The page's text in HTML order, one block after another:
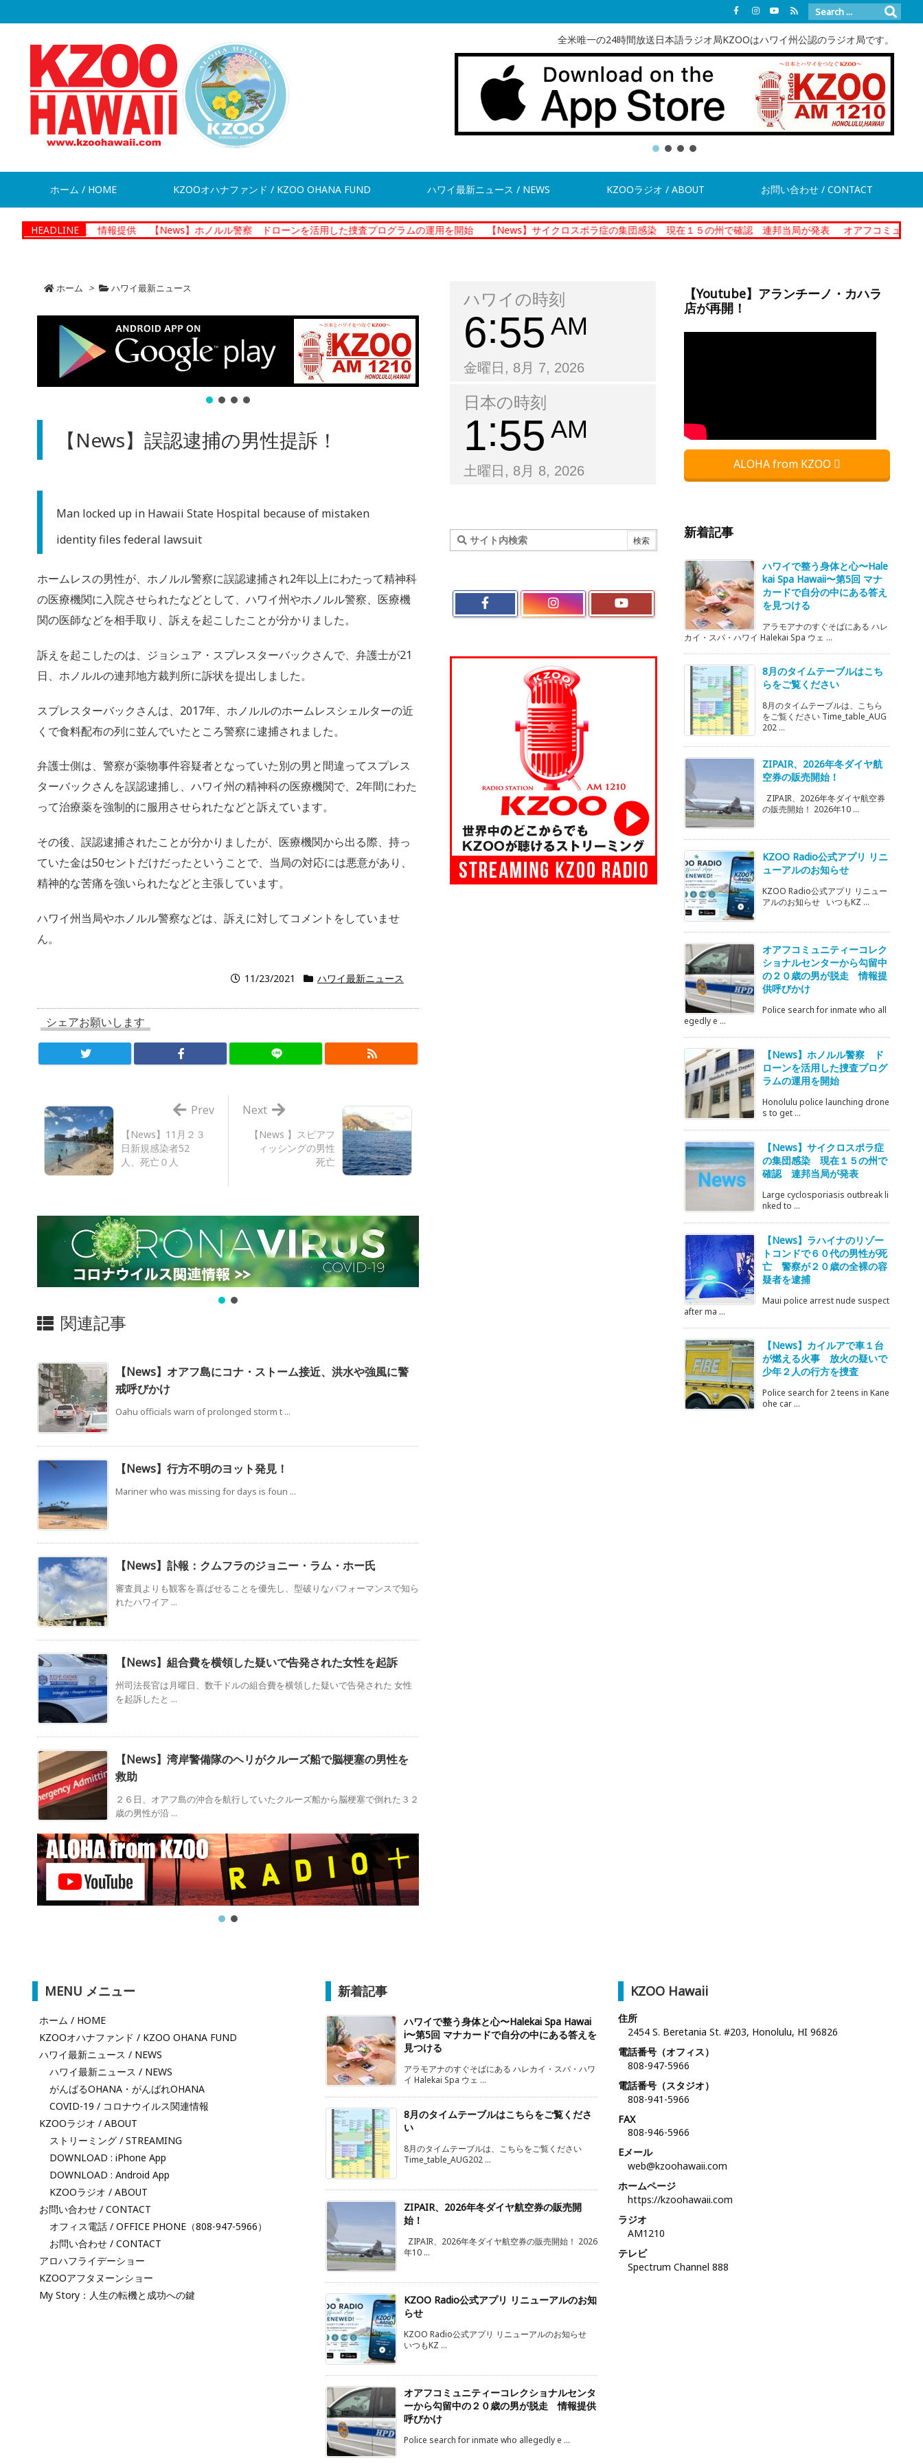
全米唯一の24時間放送日本語ラジオ局KZOOはハワイ州公認のラジオ局です。
ホーム / HOME KZOOオハナファンド / KZOO OHANA FUND ハワイ最新ニュース / NEWS KZOOラジオ / ABOUT お問い合わせ / CONTACT
HEADLINE
脱走 情報提供 【News】ホノルル警察 ドローンを活用した捜査プログラムの運用を開始 【News】サイクロスポラ症の集団感染 現在１５の州で確認 連邦当局が発表 オアフコミュニティーコレク
ホーム > ハワイ最新ニュース
【News】誤認逮捕の男性提訴！
Man locked up in Hawaii State Hospital because of mistaken
identity files federal lawsuit
ホームレスの男性が、ホノルル警察に誤認逮捕され2年以上にわたって精神科
の医療機関に入院させられたなどとして、ハワイ州やホノルル警察、医療機
関の医師などを相手取り、訴えを起こしたことが分かりました。
訴えを起こしたのは、ジョシュア・スプレスターバックさんで、弁護士が21
日、ホノルルの連邦地方裁判所に訴状を提出しました。
スプレスターバックさんは、2017年、ホノルルのホームレスシェルターの近
くで食料配布の列に並んでいたところ警察に逮捕されました。
弁護士側は、警察が薬物事件容疑者となっていた別の男と間違ってスプレス
ターバックさんを誤認逮捕し、ハワイ州の精神科の医療機関で、2年間にわた
って治療薬を強制的に服用させられたなどと訴えています。
その後、誤認逮捕されたことが分かりましたが、医療機関から出る際、持っ
ていた金は50セントだけだったということで、当局の対応には悪意があり、
精神的な苦痛を強いられたなどと主張しています。
ハワイ州当局やホノルル警察などは、訴えに対してコメントをしていませ
ん。
11/23/2021 ハワイ最新ニュース
シェアお願いします
【News 】スピアフ
ィッシングの男性
死亡
Next
【News】11月２３
日新規感染者52
人、死亡０人
Prev
関連記事
【News】オアフ島にコナ・ストーム接近、洪水や強風に警
戒呼びかけ
Oahu officials warn of prolonged storm t ...
【News】行方不明のヨット発見！
Mariner who was missing for days is foun ...
【News】訃報：クムフラのジョニー・ラム・ホー氏
審査員よりも観客を喜ばせることを優先し、型破りなパフォーマンスで知ら
れたハワイア ...
【News】組合費を横領した疑いで告発された女性を起訴
州司法長官は月曜日、数千ドルの組合費を横領した疑いで告発された 女性
を起訴したと ...
【News】湾岸警備隊のヘリがクルーズ船で脳梗塞の男性を
救助
２６日、オアフ島の沖合を航行していたクルーズ船から脳梗塞で倒れた３２
歳の男性が沿 ...
ハワイの時刻
6 55 AM
金曜日, 8月 7, 2026
日本の時刻
1 55 AM
土曜日, 8月 8, 2026
【Youtube】アランチーノ・カハラ
店が再開！
ALOHA from KZOO
新着記事
ハワイで整う身体と心〜Hale
kai Spa Hawaii〜第5回 マナ
カードで自分の中にある答え
を見つける
アラモアナのすぐそばにある ハレ
カイ・スパ・ハワイ Halekai Spa ウェ ...
8月のタイムテーブルはこち
らをご覧ください
8月のタイムテーブルは、こちら
をご覧ください Time_table_AUG
202 ...
ZIPAIR、2026年冬ダイヤ航
空券の販売開始！
ZIPAIR、2026年冬ダイヤ航空券
の販売開始！ 2026年10 ...
KZOO Radio公式アプリ リニ
ューアルのお知らせ
KZOO Radio公式アプリ リニュー
アルのお知らせ いつもKZ ...
オアフコミュニティーコレク
ショナルセンターから勾留中
の２０歳の男が脱走 情報提
供呼びかけ
Police search for inmate who all
egedly e ...
【News】ホノルル警察 ド
ローンを活用した捜査プログ
ラムの運用を開始
Honolulu police launching drone
s to get ...
【News】サイクロスポラ症
の集団感染 現在１５の州で
確認 連邦当局が発表
Large cyclosporiasis outbreak li
nked to ...
【News】ラハイナのリゾー
トコンドで６０代の男性が死
亡 警察が２０歳の全裸の容
疑者を逮捕
Maui police arrest nude suspect
after ma ...
【News】カイルアで車１台
が燃える火事 放火の疑いで
少年２人の行方を捜査
Police search for 2 teens in Kane
ohe car ...
MENU メニュー
ホーム / HOME
KZOOオハナファンド / KZOO OHANA FUND
ハワイ最新ニュース / NEWS
ハワイ最新ニュース / NEWS
がんばるOHANA・がんばれOHANA
COVID-19 / コロナウイルス関連情報
KZOOラジオ / ABOUT
ストリーミング / STREAMING
DOWNLOAD : iPhone App
DOWNLOAD : Android App
KZOOラジオ / ABOUT
お問い合わせ / CONTACT
オフィス電話 / OFFICE PHONE（808-947-5966）
お問い合わせ / CONTACT
アロハフライデーショー
KZOOアフタヌーンショー
My Story：人生の転機と成功への鍵
新着記事
ハワイで整う身体と心〜Halekai Spa Hawai
i〜第5回 マナカードで自分の中にある答えを
見つける
アラモアナのすぐそばにある ハレカイ・スパ・ハワ
イ Halekai Spa ウェ ...
8月のタイムテーブルはこちらをご覧くださ
い
8月のタイムテーブルは、こちらをご覧ください
Time_table_AUG202 ...
ZIPAIR、2026年冬ダイヤ航空券の販売開
始！
ZIPAIR、2026年冬ダイヤ航空券の販売開始！ 2026
年10 ...
KZOO Radio公式アプリ リニューアルのお知
らせ
KZOO Radio公式アプリ リニューアルのお知らせ
いつもKZ ...
オアフコミュニティーコレクショナルセンタ
ーから勾留中の２０歳の男が脱走 情報提供
呼びかけ
Police search for inmate who allegedly e ...
KZOO Hawaii
住所
2454 S. Beretania St. #203, Honolulu, HI 96826
電話番号（オフィス）
808-947-5966
電話番号（スタジオ）
808-941-5966
FAX
808-946-5966
Eメール
web@kzoohawaii.com
ホームページ
https://kzoohawaii.com
ラジオ
AM1210
テレビ
Spectrum Channel 888